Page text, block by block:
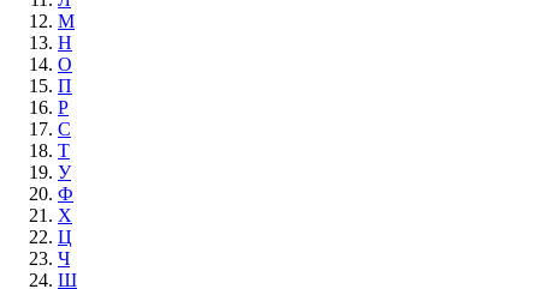
М
Н
О
П
Р
С
Т
У
Ф
Х
Ц
Ч
Ш